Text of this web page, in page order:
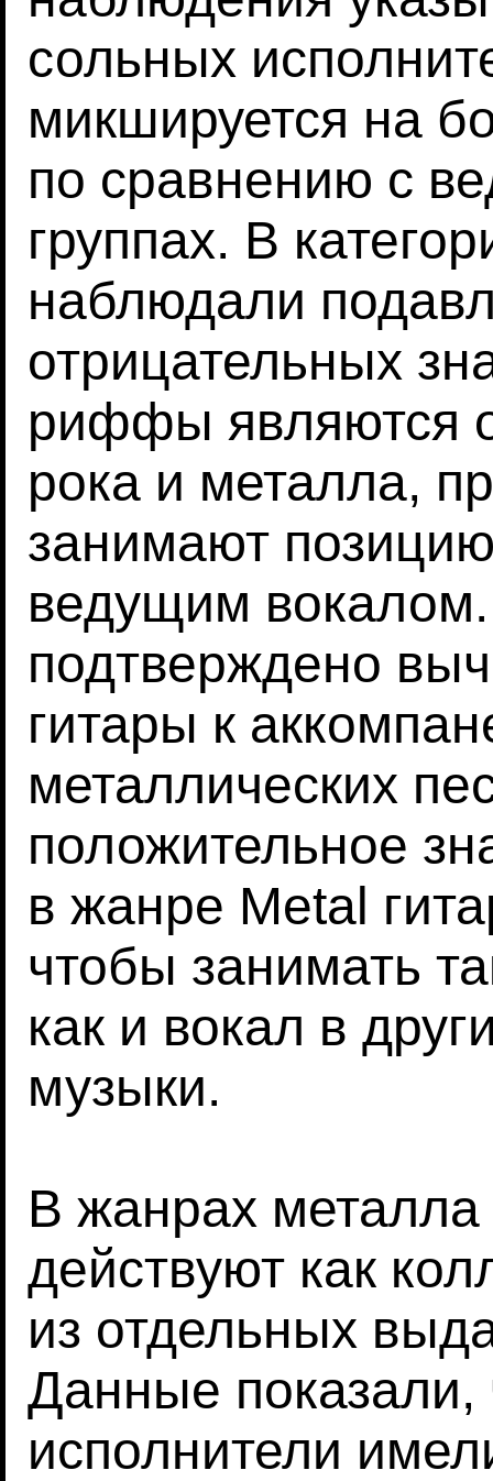
сольных
микшируется на
по сравнению с
группах. В
наблюдали
отрицательных
риффы являются
рока и металла,
занимают
ведущим вокалом.
подтверждено
гитары к
металлических
положительное
в жанре Metal
чтобы занимать
как и вокал в
музыки.
В жанрах
действуют как
из отдельных
Данные показали,
исполнители